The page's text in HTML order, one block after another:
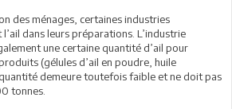
des ménages, certaines industries
dans leurs préparations. L’industrie
une certaine quantité d’ail pour
(gélules d’ail en poudre, huile
demeure toutefois faible et ne doit pas
tonnes.